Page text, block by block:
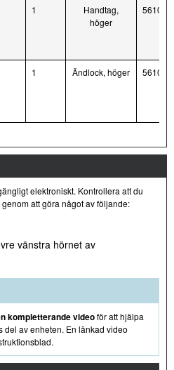
1
Handtag,
höger
1 Ändlock, höger
elektroniskt. Kontrollera att du
att göra något av följande:
vänstra hörnet av
kompletterande videoför att hjälpa
del av enheten. En länkad video